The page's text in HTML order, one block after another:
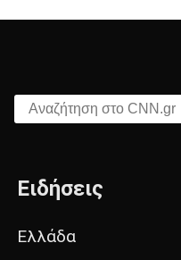
Αναζήτηση στο CNN.gr
Ειδήσεις
Ελλάδα